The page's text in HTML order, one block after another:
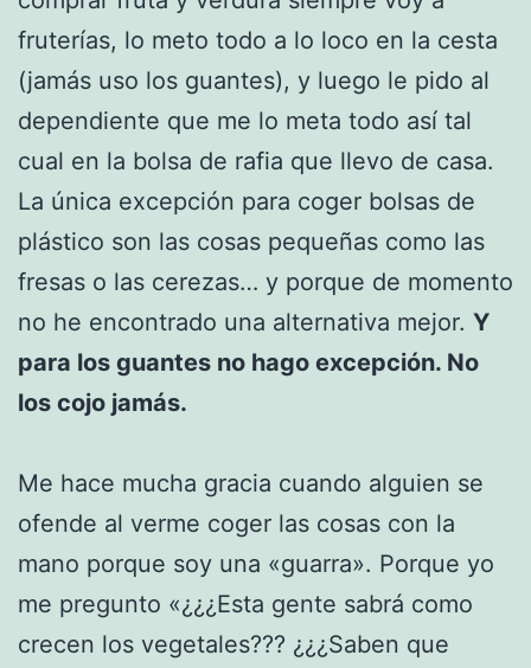
fruterías, lo meto todo a lo loco en la cesta
(jamás uso los guantes), y luego le pido al
dependiente que me lo meta todo así tal
cual en la bolsa de rafia que llevo de casa.
La única excepción para coger bolsas de
plástico son las cosas pequeñas como las
fresas o las cerezas… y porque de momento
no he encontrado una alternativa mejor. Y
para los guantes no hago excepción. No
los cojo jamás.
Me hace mucha gracia cuando alguien se
ofende al verme coger las cosas con la
mano porque soy una «guarra». Porque yo
me pregunto «¿¿¿Esta gente sabrá como
crecen los vegetales??? ¿¿¿Saben que